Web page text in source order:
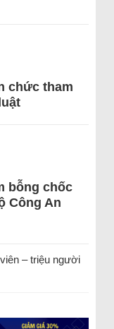
chức tham
bỗng chốc
Công An
– triệu người